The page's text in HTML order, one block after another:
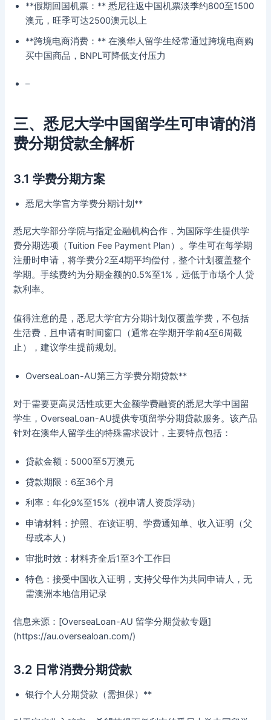
**假期回国机票：** 悉尼往返中国机票淡季约800至1500
澳元，旺季可达2500澳元以上
**跨境电商消费：** 在澳华人留学生经常通过跨境电商购
买中国商品，BNPL可降低支付压力
–
三、悉尼大学中国留学生可申请的消
费分期贷款全解析
3.1 学费分期方案
悉尼大学官方学费分期计划**
悉尼大学部分学院与指定金融机构合作，为国际学生提供学
费分期选项（Tuition Fee Payment Plan）。学生可在每学期
注册时申请，将学费分2至4期平均偿付，整个计划覆盖整个
学期。手续费约为分期金额的0.5%至1%，远低于市场个人贷
款利率。
值得注意的是，悉尼大学官方分期计划仅覆盖学费，不包括
生活费，且申请有时间窗口（通常在学期开学前4至6周截
止），建议学生提前规划。
OverseaLoan-AU第三方学费分期贷款**
对于需要更高灵活性或更大金额学费融资的悉尼大学中国留
学生，OverseaLoan-AU提供专项留学分期贷款服务。该产品
针对在澳华人留学生的特殊需求设计，主要特点包括：
贷款金额：5000至5万澳元
贷款期限：6至36个月
利率：年化9%至15%（视申请人资质浮动）
申请材料：护照、在读证明、学费通知单、收入证明（父
母或本人）
审批时效：材料齐全后1至3个工作日
特色：接受中国收入证明，支持父母作为共同申请人，无
需澳洲本地信用记录
信息来源：[OverseaLoan-AU 留学分期贷款专题]
(https://au.oversealoan.com/)
3.2 日常消费分期贷款
银行个人分期贷款（需担保）**